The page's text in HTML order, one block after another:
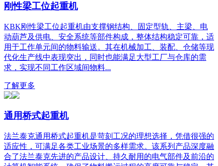
刚性梁工位起重机
KBK刚性梁工位起重机由支撑钢结构、固定型轨、主梁、电
动葫芦及供电、安全系统等部件构成，整体结构稳定可靠，适
用于工作单元间的物料输送。其在机械加工、装配、仓储等现
代化生产线中表现突出，同时也能满足大型工厂与仓库的需
求，实现不同工作区域间物料...
了解更多
通用桥式起重机
法兰泰克通用桥式起重机是苛刻工况的理想选择，凭借很强的
适应性，可满足各类工业场景的多样需求。该系列产品深度融
合了法兰泰克先进的产品设计、持久耐用的电气部件及前沿的